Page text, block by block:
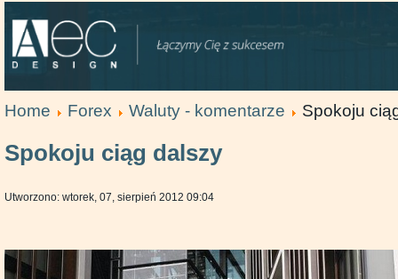
Home Forex Waluty - komentarze Spokoju
Spokoju ciąg dalszy
Utworzono: wtorek, 07, sierpień 2012 09:04